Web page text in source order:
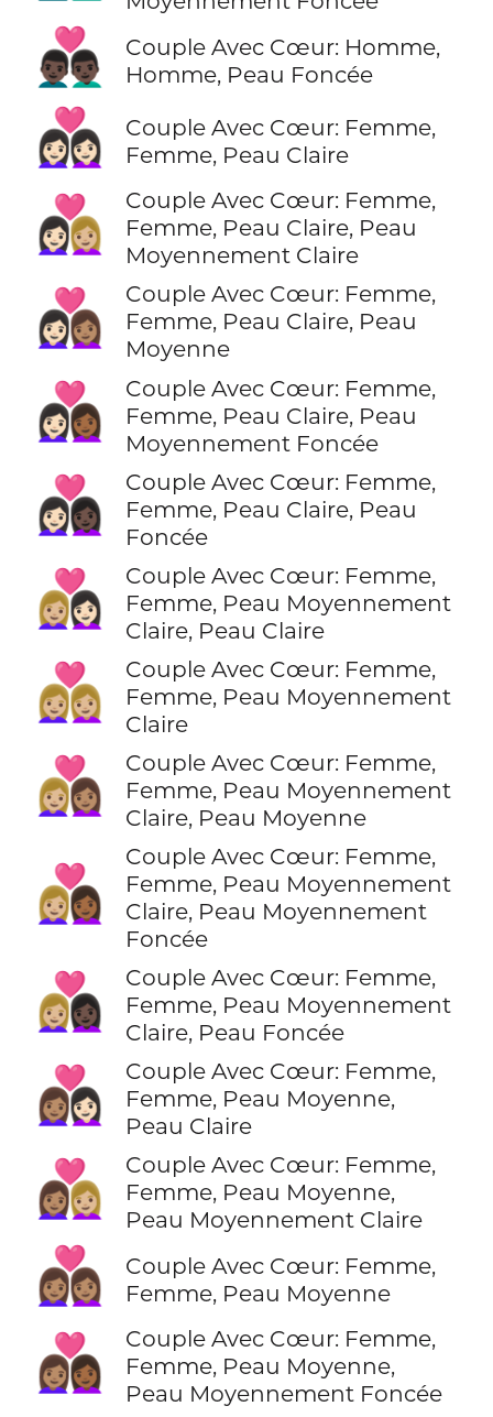
👨🏿‍❤️‍👨🏿
Couple Avec Cœur: Homme,
Homme, Peau Foncée
👩🏻‍❤️‍👩🏻
Couple Avec Cœur: Femme,
Femme, Peau Claire
👩🏻‍❤️‍👩🏼
Couple Avec Cœur: Femme,
Femme, Peau Claire, Peau
Moyennement Claire
👩🏻‍❤️‍👩🏽
Couple Avec Cœur: Femme,
Femme, Peau Claire, Peau
Moyenne
👩🏻‍❤️‍👩🏾
Couple Avec Cœur: Femme,
Femme, Peau Claire, Peau
Moyennement Foncée
👩🏻‍❤️‍👩🏿
Couple Avec Cœur: Femme,
Femme, Peau Claire, Peau
Foncée
👩🏼‍❤️‍👩🏻
Couple Avec Cœur: Femme,
Femme, Peau Moyennement
Claire, Peau Claire
👩🏼‍❤️‍👩🏼
Couple Avec Cœur: Femme,
Femme, Peau Moyennement
Claire
👩🏼‍❤️‍👩🏽
Couple Avec Cœur: Femme,
Femme, Peau Moyennement
Claire, Peau Moyenne
👩🏼‍❤️‍👩🏾
Couple Avec Cœur: Femme,
Femme, Peau Moyennement
Claire, Peau Moyennement
Foncée
👩🏼‍❤️‍👩🏿
Couple Avec Cœur: Femme,
Femme, Peau Moyennement
Claire, Peau Foncée
👩🏽‍❤️‍👩🏻
Couple Avec Cœur: Femme,
Femme, Peau Moyenne,
Peau Claire
👩🏽‍❤️‍👩🏼
Couple Avec Cœur: Femme,
Femme, Peau Moyenne,
Peau Moyennement Claire
👩🏽‍❤️‍👩🏽
Couple Avec Cœur: Femme,
Femme, Peau Moyenne
👩🏽‍❤️‍👩🏾
Couple Avec Cœur: Femme,
Femme, Peau Moyenne,
Peau Moyennement Foncée